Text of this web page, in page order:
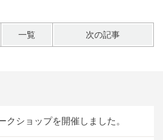
一覧 次の記事
クショップを開催しました。